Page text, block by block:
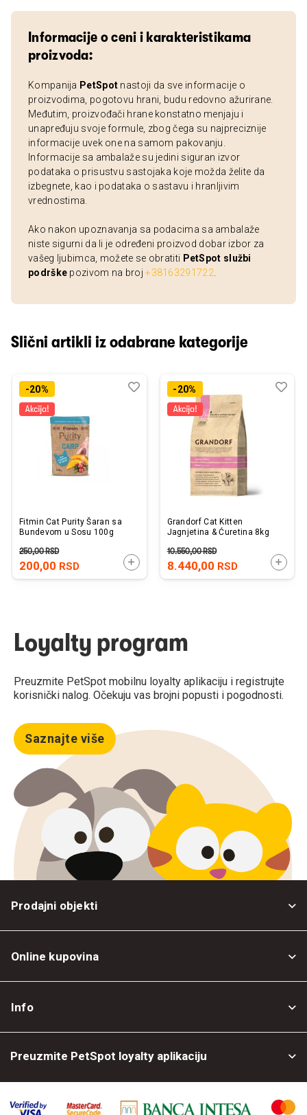
Informacije o ceni i karakteristikama
proizvoda:
Kompanija PetSpot nastoji da sve informacije o
proizvodima, pogotovu hrani, budu redovno ažurirane.
Međutim, proizvođači hrane konstatno menjaju i
unapređuju svoje formule, zbog čega su najpreciznije
informacije uvek one na samom pakovanju.
Informacije sa ambalaže su jedini siguran izvor
podataka o prisustvu sastojaka koje možda želite da
izbegnete, kao i podataka o sastavu i hranljivim
vrednostima.
Ako nakon upoznavanja sa podacima sa ambalaže
niste sigurni da li je određeni proizvod dobar izbor za
vašeg ljubimca, možete se obratiti PetSpot službi
podrške pozivom na broj+38163291722
Slični artikli iz odabrane kategorije
-20%
Fitmin Cat Purity Šaran sa
Bundevom u Sosu 100g
200,00 RSD
250,00RSD
DODAJTE U KORPU
Dodaj
Uporedi-20%
Grandorf Cat Kitten
Jagnjetina & Ćuretina 8kg
8.440,00 RSD
10.550,00RSD
Loyalty program
Preuzmite PetSpot mobilnu loyalty aplikaciju i registrujte
korisnički nalog. Očekuju vas brojni popusti i pogodnosti.
Saznajte više
Prodajni objekti
Online kupovina
Info
Preuzmite PetSpot loyalty aplikaciju